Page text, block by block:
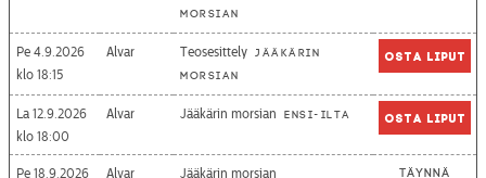
morsian
Pe 4.9.2026
18:15
Alvar Teosesittely Jääkärin
morsian
Osta liput
La 12.9.2026
18:00
Alvar Jääkärin morsian Ensi-ilta Osta liput
Pe 18.9.2026
Alvar Jääkärin morsian Täynnä